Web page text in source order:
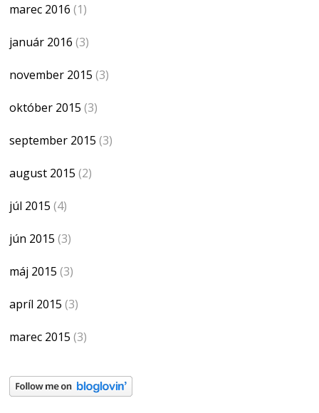
marec 2016 (1)
január 2016 (3)
november 2015 (3)
október 2015 (3)
september 2015 (3)
august 2015 (2)
júl 2015 (4)
jún 2015 (3)
máj 2015 (3)
apríl 2015 (3)
marec 2015 (3)